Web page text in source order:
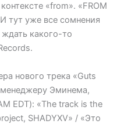
«from». «FROM
тут уже все сомнения
ждать какого-то
нового трека «Guts
менеджеру Эминема,
EDT): «The track is the
SHADYXV» / «Это